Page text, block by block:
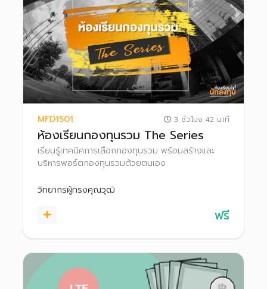
MFD1501 3 ชั่วโมง 42 นาที
ห้องเรียนกองทุนรวม The Series
เรียนรู้เทคนิคการเลือกกองทุนรวม พร้อมสร้างและ
บริหารพอร์ตกองทุนรวมด้วยตนเอง
วิทยากรผู้ทรงคุณวุฒิ
ฟรี